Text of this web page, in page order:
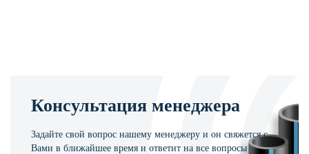
Консультация менеджера
Задайте свой вопрос нашему менеджеру и он свяжется с
Вами в ближайшее время и ответит на все вопросы